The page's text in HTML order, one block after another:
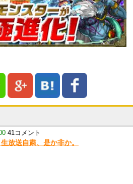
41コメント
放送自粛、是か非か。